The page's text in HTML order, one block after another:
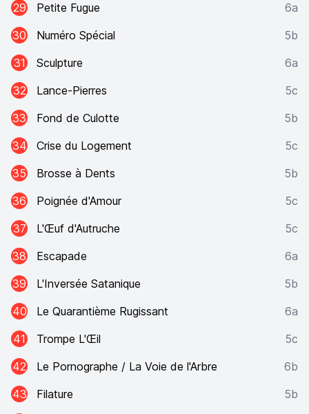
29
Petite Fugue
6a
30
Numéro Spécial
5b
31
Sculpture
6a
32
Lance-Pierres
5c
33
Fond de Culotte
5b
34
Crise du Logement
5c
35
Brosse à Dents
5b
36
Poignée d'Amour
5c
37
L'Œuf d'Autruche
5c
38
Escapade
6a
39
L'Inversée Satanique
5b
40
Le Quarantième Rugissant
6a
41
Trompe L'Œil
5c
42
Le Pornographe / La Voie de l'Arbre
6b
43
Filature
5b